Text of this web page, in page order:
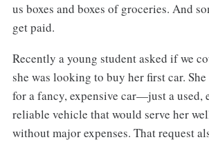
us boxes and boxes of groceries. And
get paid.
Recently a young student asked if we
she was looking to buy her first car.
for a fancy, expensive car—just a used,
reliable vehicle that would serve her
without major expenses. That request